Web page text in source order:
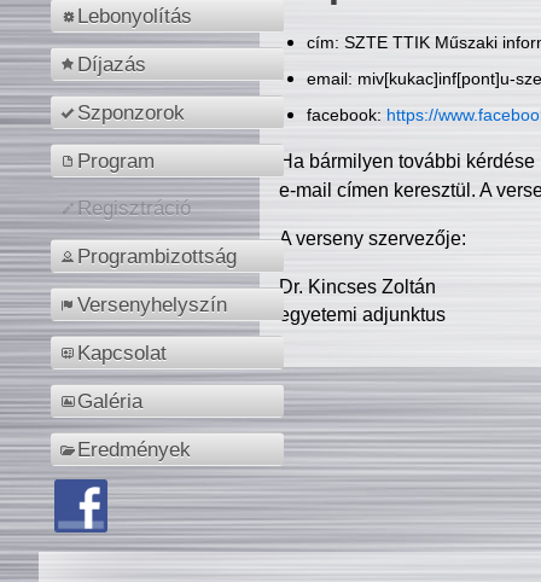
Lebonyolítás
Díjazás
Szponzorok
Program
Regisztráció
Programbizottság
Versenyhelyszín
Kapcsolat
Galéria
Eredmények
cím: SZTE TTIK Műszaki
email: miv[kukac]inf[pont]u-
facebook: https://
Ha bármilyen további
e-mail címen keresztül. A
A verseny szervezője:
Dr. Kincses Zoltán
egyetemi adjunktus